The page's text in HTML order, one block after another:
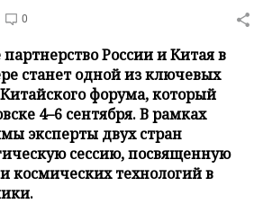
0
России и Китая в
станет одной из ключевых
форума, который
4–6 сентября. В рамках
эксперты двух стран
сессию, посвященную
космических технологий в